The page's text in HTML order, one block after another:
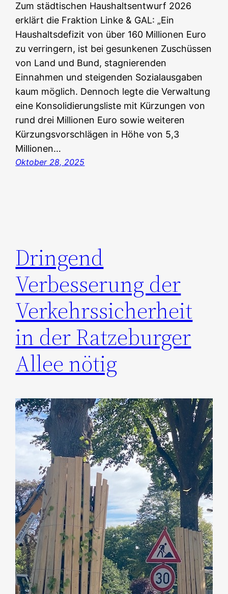
Zum städtischen Haushaltsentwurf 2026
erklärt die Fraktion Linke & GAL: „Ein
Haushaltsdefizit von über 160 Millionen Euro
zu verringern, ist bei gesunkenen Zuschüssen
von Land und Bund, stagnierenden
Einnahmen und steigenden Sozialausgaben
kaum möglich. Dennoch legte die Verwaltung
eine Konsolidierungsliste mit Kürzungen von
rund drei Millionen Euro sowie weiteren
Kürzungsvorschlägen in Höhe von 5,3
Millionen…
Oktober 28, 2025
Dringend
Verbesserung der
Verkehrssicherheit
in der Ratzeburger
Allee nötig